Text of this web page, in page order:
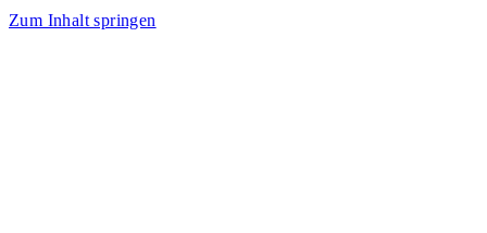
Zum Inhalt springen